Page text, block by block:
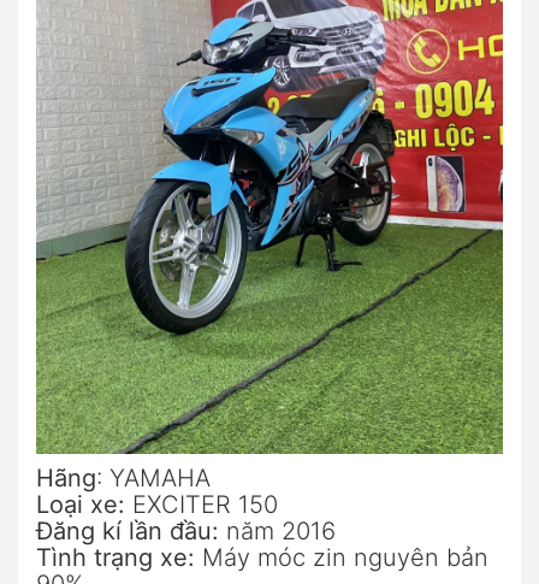
Hãng: YAMAHA
Loại xe: EXCITER 150
Đăng kí lần đầu: năm 2016
Tình trạng xe: Máy móc zin nguyên bản